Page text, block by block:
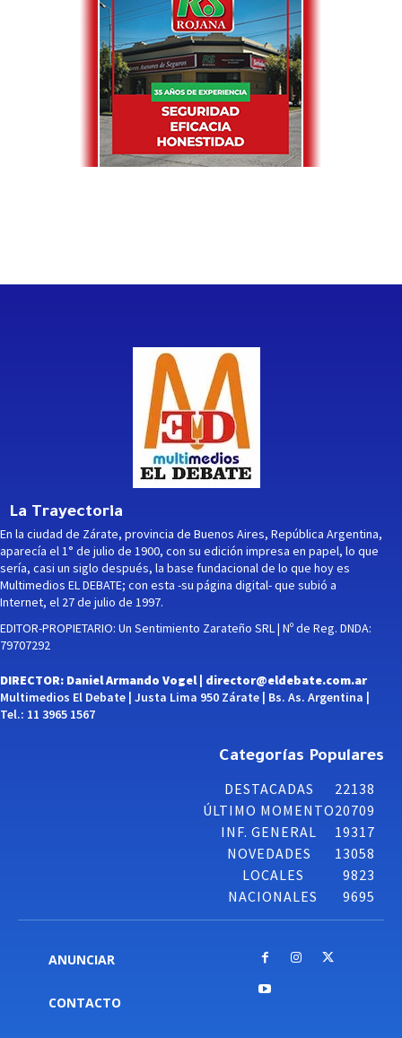
La Trayectoria
En la ciudad de Zárate, provincia de Buenos Aires, República Argentina,
aparecía el 1° de julio de 1900, con su edición impresa en papel, lo que
sería, casi un siglo después, la base fundacional de lo que hoy es
Multimedios EL DEBATE; con esta -su página digital- que subió a
Internet, el 27 de julio de 1997.
EDITOR-PROPIETARIO: Un Sentimiento Zarateño SRL | Nº de Reg. DNDA:
79707292
DIRECTOR: Daniel Armando Vogel | director@eldebate.com.ar
Multimedios El Debate | Justa Lima 950 Zárate | Bs. As. Argentina |
Tel.: 11 3965 1567
Categorías Populares
DESTACADAS
22138
ÚLTIMO MOMENTO20709
INF. GENERAL
19317
NOVEDADES
13058
LOCALES
9823
NACIONALES
9695
ANUNCIAR
CONTACTO